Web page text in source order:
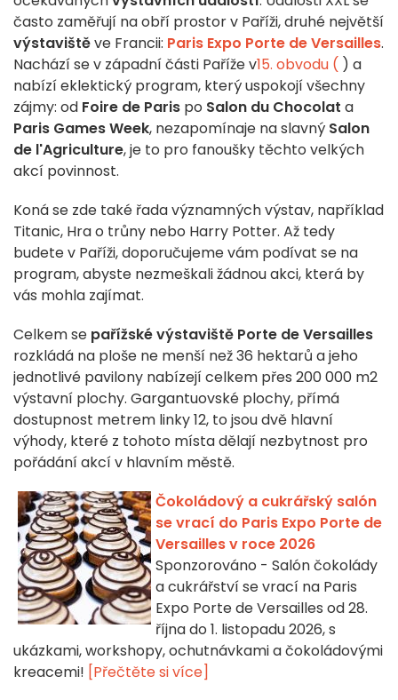
často zaměřují na obří prostor v Paříži, druhé největší
výstavištěve Francii: Paris Expo Porte de Versailles.
Nachází se v západní části Paříže v15. obvodu ( ) a
nabízí eklektický program, který uspokojí všechny
zájmy: od Foire de Paris po Salon du Chocolat a
Paris Games Week, nezapomínaje na slavný Salon
de l'Agriculture, je to pro fanoušky těchto velkých
akcí povinnost.
Koná se zde také řada významných výstav, například
Titanic, Hra o trůny nebo Harry Potter. Až tedy
budete v Paříži, doporučujeme vám podívat se na
program, abyste nezmeškali žádnou akci, která by
vás mohla zajímat.
Celkem se pařížské výstaviště Porte de Versailles
rozkládá na ploše ne menší než 36 hektarů a jeho
jednotlivé pavilony nabízejí celkem přes 200 000 m2
výstavní plochy. Gargantuovské plochy, přímá
dostupnost metrem linky 12, to jsou dvě hlavní
výhody, které z tohoto místa dělají nezbytnost pro
pořádání akcí v hlavním městě.
Čokoládový a cukrářský salón
se vrací do Paris Expo Porte de
Versailles v roce 2026
Sponzorováno - Salón čokolády
a cukrářství se vrací na Paris
Expo Porte de Versailles od 28.
října do 1. listopadu 2026, s
ukázkami, workshopy, ochutnávkami a čokoládovými
kreacemi! [Přečtěte si více]